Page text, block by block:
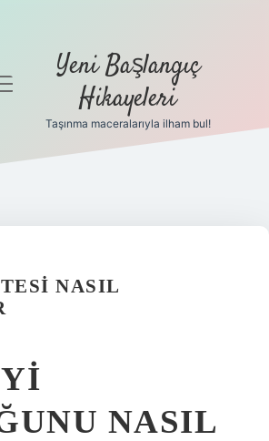
Yeni Başlangıç
Hikayeleri
Taşınma maceralarıyla ilham bul!
NASIL
NASIL